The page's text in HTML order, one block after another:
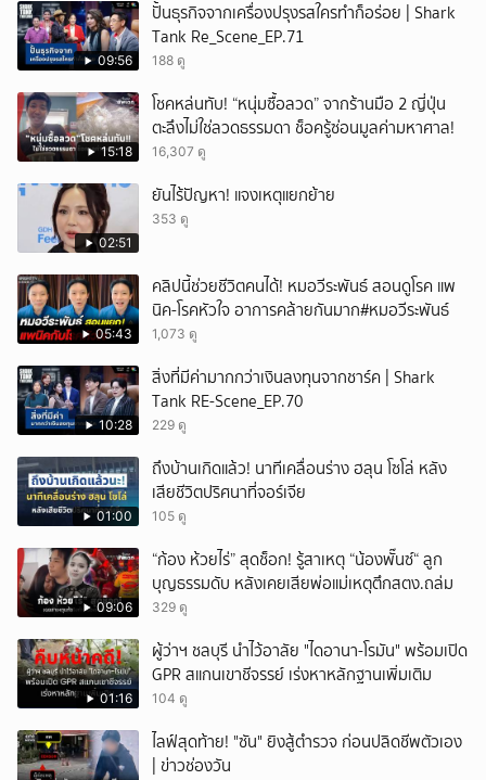
09:56
ปั้นธุรกิจจากเครื่องปรุงรสใครทำก็อร่อย | Shark
Tank Re_Scene_EP.71
188 ดู
15:18
โชคหล่นทับ! “หนุ่มซื้อลวด” จากร้านมือ 2 ญี่ปุ่น
ตะลึงไม่ใช่ลวดธรรมดา ช็อครู้ซ่อนมูลค่ามหาศาล!
16,307 ดู
02:51
ยันไร้ปัญหา! แจงเหตุแยกย้าย
353 ดู
05:43
คลิปนี้ช่วยชีวิตคนได้! หมอวีระพันธ์ สอนดูโรค แพ
นิค-โรคหัวใจ อาการคล้ายกันมาก#หมอวีระพันธ์
1,073 ดู
10:28
สิ่งที่มีค่ามากกว่าเงินลงทุนจากชาร์ค | Shark
Tank RE-Scene_EP.70
229 ดู
01:00
ถึงบ้านเกิดแล้ว! นาทีเคลื่อนร่าง ฮลุน โซโล่ หลัง
เสียชีวิตปริศนาที่จอร์เจีย
105 ดู
09:06
“ก้อง ห้วยไร่” สุดช็อก! รู้สาเหตุ “น้องพั๊นซ์“ ลูก
บุญธรรมดับ หลังเคยเสียพ่อแม่เหตุตึกสตง.ถล่ม
329 ดู
01:16
ผู้ว่าฯ ชลบุรี นำไว้อาลัย "ไดอานา-โรมัน" พร้อมเปิด
GPR สแกนเขาชีจรรย์ เร่งหาหลักฐานเพิ่มเติม
104 ดู
ไลฟ์สุดท้าย! "ซัน" ยิงสู้ตำรวจ ก่อนปลิดชีพตัวเอง
| ข่าวช่องวัน